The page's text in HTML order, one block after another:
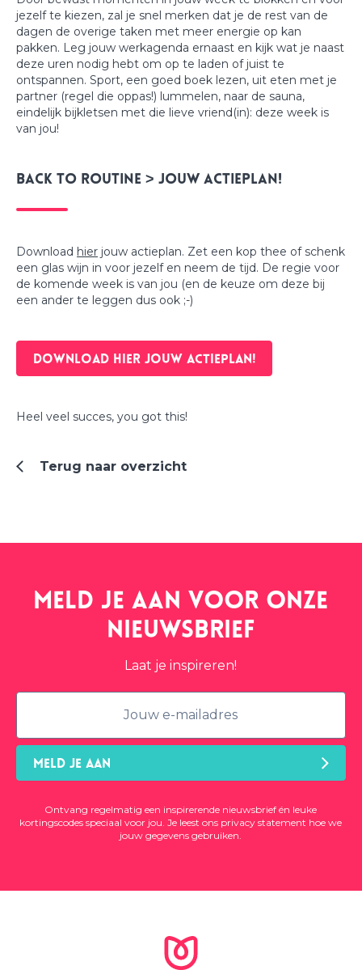
jezelf te kiezen, zal je snel merken dat je de rest van de
dagen de overige taken met meer energie op kan
pakken. Leg jouw werkagenda ernaast en kijk wat je naast
deze uren nodig hebt om op te laden of juist te
ontspannen. Sport, een goed boek lezen, uit eten met je
partner (regel die oppas!) lummelen, naar de sauna,
eindelijk bijkletsen met die lieve vriend(in): deze week is
van jou!
Back to routine > Jouw actieplan!
Download hier jouw actieplan. Zet een kop thee of schenk
een glas wijn in voor jezelf en neem de tijd. De regie voor
de komende week is van jou (en de keuze om deze bij
een ander te leggen dus ook ;-)
DOWNLOAD HIER JOUW ACTIEPLAN!
Heel veel succes, you got this!
Terug naar overzicht
Meld je aan voor onze
nieuwsbrief
Laat je inspireren!
MELD JE AAN
Ontvang regelmatig een inspirerende nieuwsbrief én leuke
kortingscodes speciaal voor jou. Je leest ons privacy statement hoe we
jouw gegevens gebruiken.